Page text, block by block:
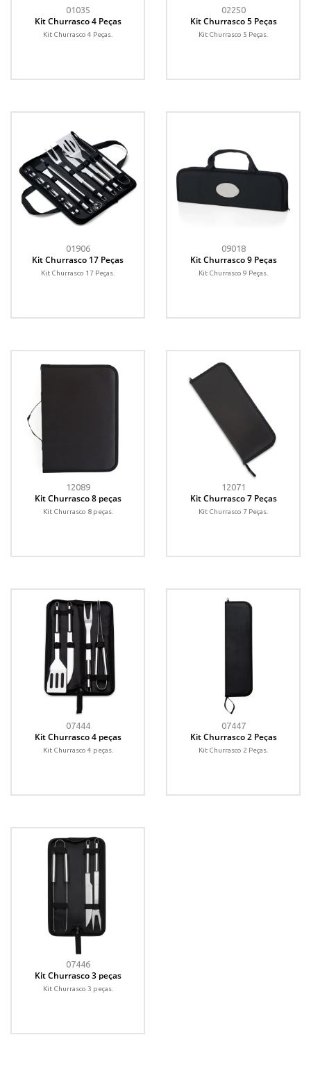
01035
Kit Churrasco 4 Peças
Kit Churrasco 4 Peças.
02250
Kit Churrasco 5 Peças
Kit Churrasco 5 Peças.
01906
Kit Churrasco 17 Peças
Kit Churrasco 17 Peças.
09018
Kit Churrasco 9 Peças
Kit Churrasco 9 Peças.
12089
Kit Churrasco 8 peças
Kit Churrasco 8 peças.
12071
Kit Churrasco 7 Peças
Kit Churrasco 7 Peças.
07444
Kit Churrasco 4 peças
Kit Churrasco 4 peças.
07447
Kit Churrasco 2 Peças
Kit Churrasco 2 Peças.
07446
Kit Churrasco 3 peças
Kit Churrasco 3 peças.